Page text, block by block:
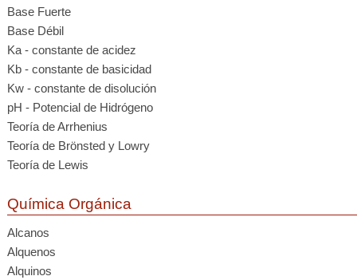
Base Fuerte
Base Débil
Ka - constante de acidez
Kb - constante de basicidad
Kw - constante de disolución
pH - Potencial de Hidrógeno
Teoría de Arrhenius
Teoría de Brönsted y Lowry
Teoría de Lewis
Química Orgánica
Alcanos
Alquenos
Alquinos